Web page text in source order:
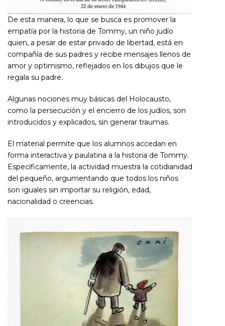
De esta manera, lo que se busca es promover la
empatía por la historia de Tommy, un niño judío
quien, a pesar de estar privado de libertad, está en
compañía de sus padres y recibe mensajes llenos de
amor y optimismo, reflejados en los dibujos que le
regala su padre.
Algunas nociones muy básicas del Holocausto,
como la persecución y el encierro de los judíos, son
introducidos y explicados, sin generar traumas.
El material permite que los alumnos accedan en
forma interactiva y paulatina a la historia de Tommy.
Específicamente, la actividad muestra la cotidianidad
del pequeño, argumentando que todos los niños
son iguales sin importar su religión, edad,
nacionalidad o creencias.